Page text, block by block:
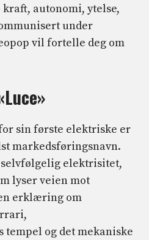
autonomi, ytelse,
under
vil fortelle deg om
sin første elektriske er
markedsføringsnavn.
elektrisitet,
lyser veien mot
erklæring om
og det mekaniske